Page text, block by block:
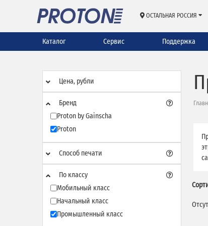
ОСТАЛЬНАЯ РОССИЯ
Каталог Сервис Поддержка
Цена, рубли
Бренд
Proton by Gainscha
Proton
Способ печати
По классу
Мобильный класс
Начальный класс
Промышленный класс